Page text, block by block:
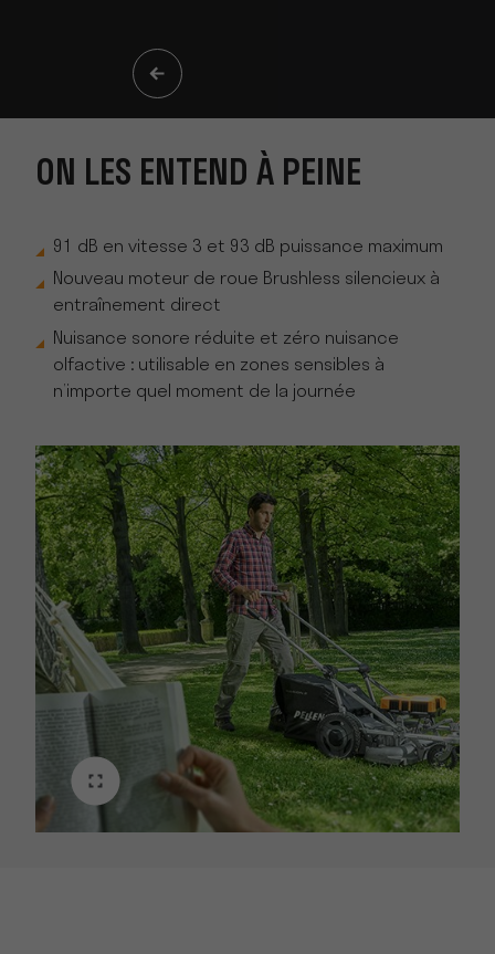
ON LES ENTEND À PEINE
91 dB en vitesse 3 et 93 dB puissance maximum
Nouveau moteur de roue Brushless silencieux à
entraînement direct
Nuisance sonore réduite et zéro nuisance
olfactive : utilisable en zones sensibles à
n’importe quel moment de la journée